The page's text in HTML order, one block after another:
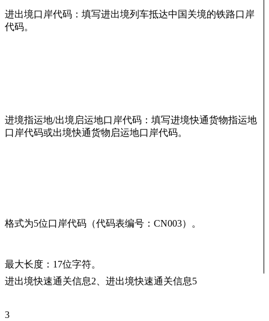
进出境口岸代码：填写进出境列车抵达中国关境的铁路口岸
代码。
进境指运地/出境启运地口岸代码：填写进境快通货物指运地
口岸代码或出境快通货物启运地口岸代码。
格式为5位口岸代码（代码表编号：CN003）。
最大长度：17位字符。
进出境快速通关信息2、进出境快速通关信息5
3